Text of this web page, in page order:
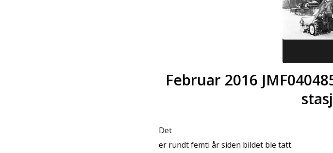
Februar 2016
Det
er rundt femti år siden bildet ble tatt.